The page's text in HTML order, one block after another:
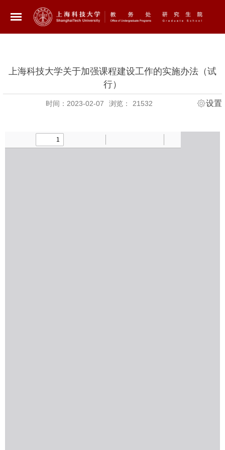
上海科技大学关于加强课程建设工作的实施办法（试
行）
时间：2023-02-07 浏览： 21532 设置